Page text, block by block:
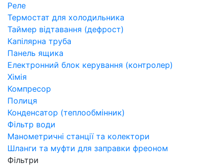
Реле
Термостат для холодильника
Таймер відтавання (дефрост)
Капілярна труба
Панель ящика
Електронний блок керування (контролер)
Хімія
Компресор
Полиця
Конденсатор (теплообмінник)
Фільтр води
Манометричні станції та колектори
Шланги та муфти для заправки фреоном
Фільтри